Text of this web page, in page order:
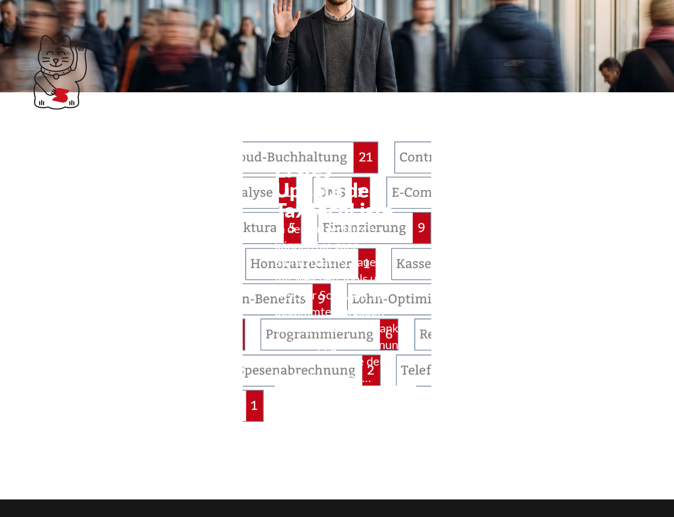
Suchergebnisse für: Billwerk
Erstes
Update der
TaxTechListe
In der TaxTechListe
können Sie ganz
einfach nachschauen,
mit welchen Tools und
welcher Software Sie
bestimmte Aufgaben
erledigen können. Dank
vieler Tippgeber ist nun
das erste Update der
TaxTechListe da: …